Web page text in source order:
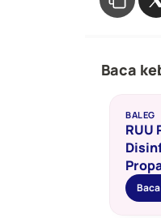
Baca
BALEG
RUU